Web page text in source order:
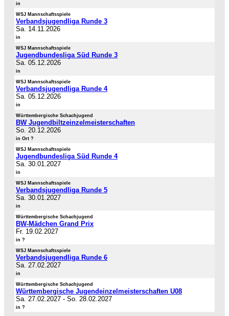
in
WSJ Mannschaftsspiele
Verbandsjugendliga Runde 3
Sa. 14.11.2026
in
WSJ Mannschaftsspiele
Jugendbundesliga Süd Runde 3
Sa. 05.12.2026
in
WSJ Mannschaftsspiele
Verbandsjugendliga Runde 4
Sa. 05.12.2026
in
Württembergische Schachjugend
BW Jugendbiltzeinzelmeisterschaften
So. 20.12.2026
in Ort ?
WSJ Mannschaftsspiele
Jugendbundesliga Süd Runde 4
Sa. 30.01.2027
in
WSJ Mannschaftsspiele
Verbandsjugendliga Runde 5
Sa. 30.01.2027
in
Württembergische Schachjugend
BW-Mädchen Grand Prix
Fr. 19.02.2027
in ?
WSJ Mannschaftsspiele
Verbandsjugendliga Runde 6
Sa. 27.02.2027
in
Württembergische Schachjugend
Württembergische Jugendeinzelmeisterschaften U08
Sa. 27.02.2027 - So. 28.02.2027
in ?